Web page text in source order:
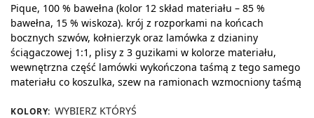
Pique, 100 % bawełna (kolor 12 skład materiału – 85 %
bawełna, 15 % wiskoza). krój z rozporkami na końcach
bocznych szwów, kołnierzyk oraz lamówka z dzianiny
ściągaczowej 1:1, plisy z 3 guzikami w kolorze materiału,
wewnętrzna część lamówki wykończona taśmą z tego samego
materiału co koszulka, szew na ramionach wzmocniony taśmą
KOLORY: WYBIERZ KTÓRYŚ